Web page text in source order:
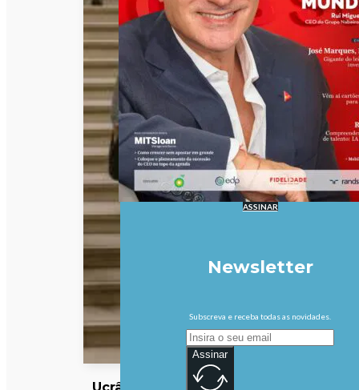
Ucrânia:
ASSINAR
Newsletter
Subscreva e receba todas as novidades.
Assinar